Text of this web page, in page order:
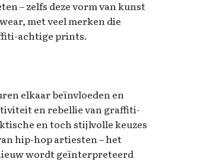
– zelfs deze vorm van kunst
met veel merken die
achtige prints.
elkaar beïnvloeden en
en rebellie van graffiti-
en toch stijlvolle keuzes
hip-hop artiesten – het
wordt geïnterpreteerd